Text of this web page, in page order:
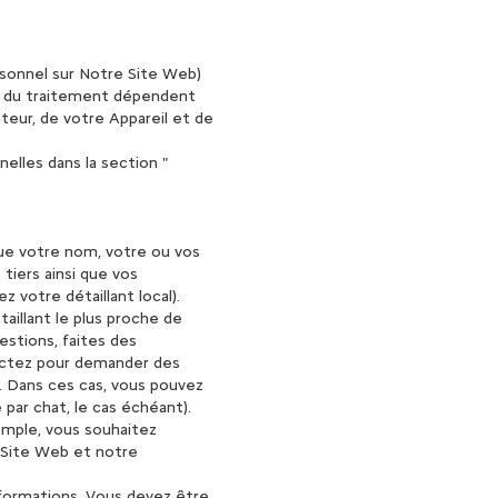
sur Notre Site Web)
du traitement dépendent
de votre Appareil et de
dans la section "
votre nom, votre ou vos
ainsi que vos
votre détaillant local).
le plus proche de
faites des
pour demander des
ces cas, vous pouvez
chat, le cas échéant).
vous souhaitez
Site Web et notre